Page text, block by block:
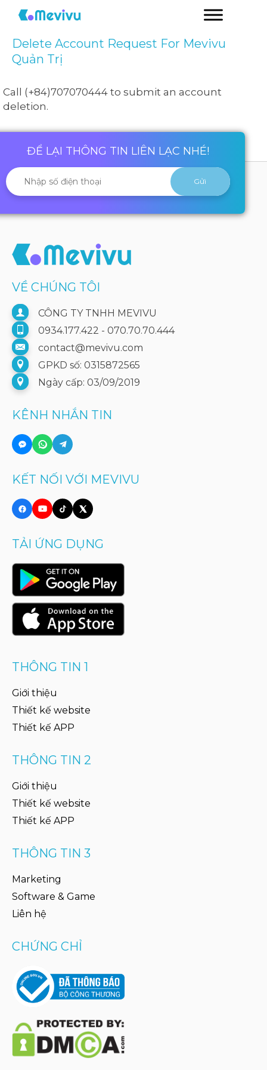
Delete Account Request For Mevivu
Quản Trị
Call (+84)707070444 to submit an account
deletion.
ĐỂ LẠI THÔNG TIN LIÊN LẠC NHÉ!
VỀ CHÚNG TÔI
CÔNG TY TNHH MEVIVU
0934.177.422 - 070.70.70.444
contact@mevivu.com
GPKD số: 0315872565
Ngày cấp: 03/09/2019
KÊNH NHẮN TIN
KẾT NỐI VỚI MEVIVU
TẢI ỨNG DỤNG
THÔNG TIN 1
Giới thiệu
Thiết kế website
Thiết kế APP
THÔNG TIN 2
Giới thiệu
Thiết kế website
Thiết kế APP
THÔNG TIN 3
Marketing
Software & Game
Liên hệ
CHỨNG CHỈ